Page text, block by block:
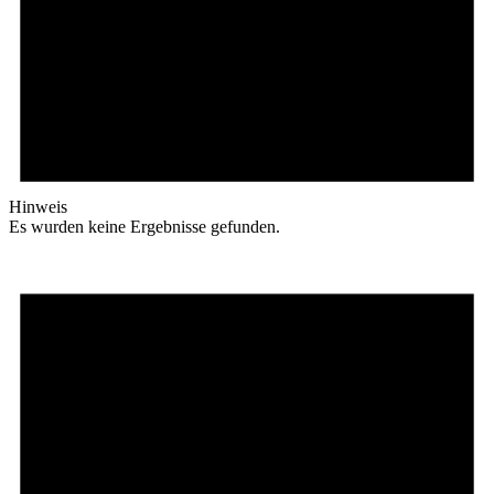
Hinweis
Es wurden keine Ergebnisse gefunden.